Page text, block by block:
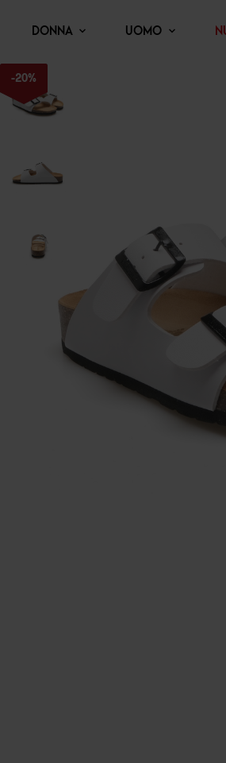
DONNA UOMO
-20%